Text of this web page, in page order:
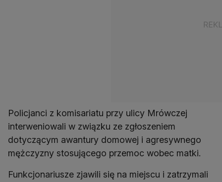
Policjanci z komisariatu przy ulicy Mrówczej
interweniowali w związku ze zgłoszeniem
dotyczącym awantury domowej i agresywnego
mężczyzny stosującego przemoc wobec matki.
Funkcjonariusze zjawili się na miejscu i zatrzymali